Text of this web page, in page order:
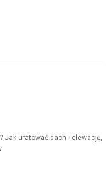
Jak uratować dach i elewację,